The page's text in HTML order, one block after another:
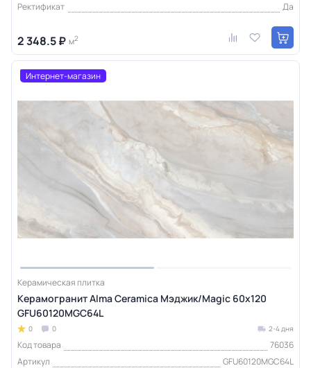
Ректификат
Да
2 348.5 ₽ м2
Интернет-магазин
Керамическая плитка
Керамогранит Alma Ceramica Мэджик/Magic 60х120
GFU60120MGC64L
0 0 2-4 дня
Код товара
76036
Артикул
GFU60120MGC64L